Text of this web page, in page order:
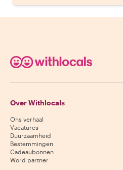
Over Withlocals
Ons verhaal
Vacatures
Duurzaamheid
Bestemmingen
Cadeaubonnen
Word partner